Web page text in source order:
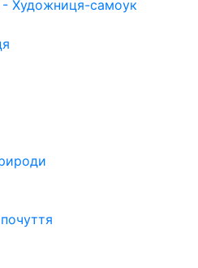
Художниця-самоук